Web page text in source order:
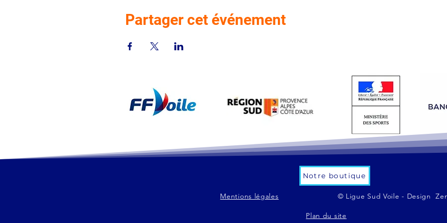
Partager cet événement
Notre boutique
Mentions légales © Ligue Sud Voile - Design
Plan du site